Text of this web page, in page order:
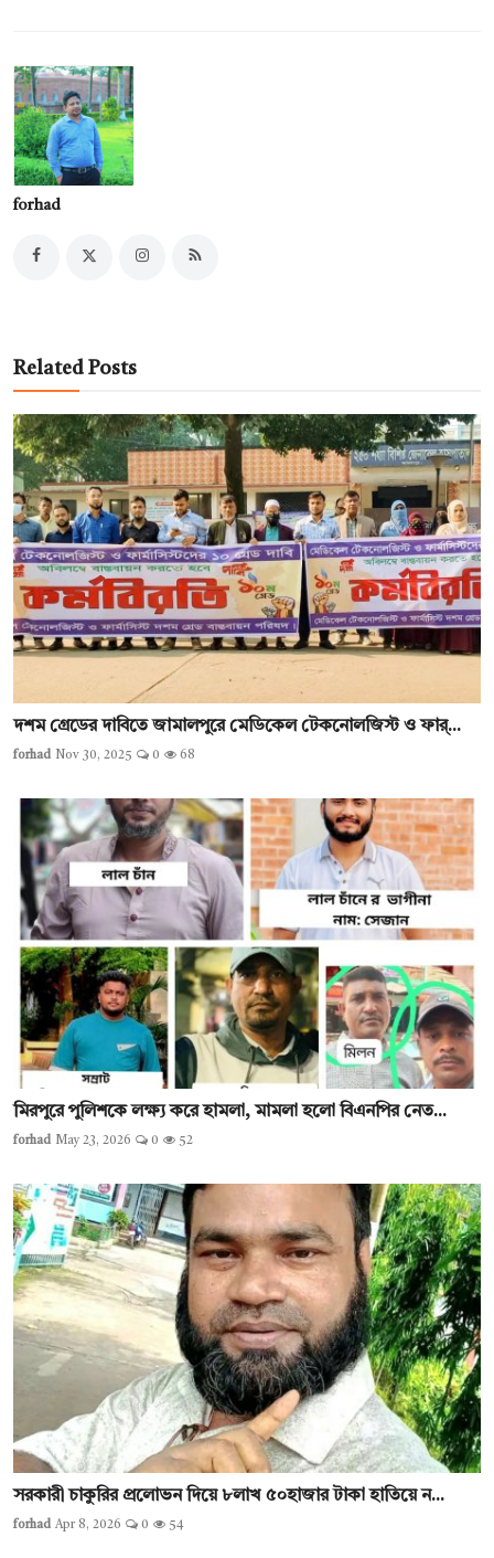
forhad
Related Posts
দশম গ্রেডের দাবিতে জামালপুরে মেডিকেল টেকনোলজিস্ট ও ফার্...
forhad Nov 30, 2025 0 68
মিরপুরে পুলিশকে লক্ষ্য করে হামলা, মামলা হলো বিএনপির নেত...
forhad May 23, 2026 0 52
সরকারী চাকুরির প্রলোভন দিয়ে ৮লাখ ৫০হাজার টাকা হাতিয়ে ন...
forhad Apr 8, 2026 0 54